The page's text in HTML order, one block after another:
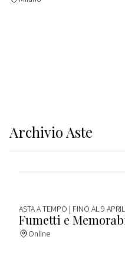
Archivio Aste
ASTA A TEMPO | FINO AL 9
Fumetti e
Online